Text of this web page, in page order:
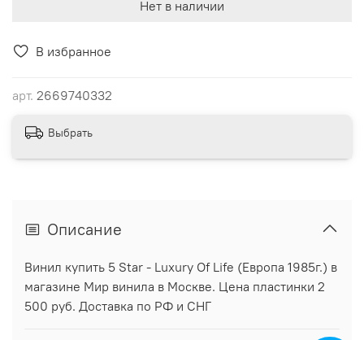
В избранное
арт. 2669740332
Нет в наличии
Выбрать
Описание
Винил купить 5 Star - Luxury Of Life (Европа 1985г.) в
магазине Мир винила в Москве. Цена пластинки 2
500 руб. Доставка по РФ и СНГ